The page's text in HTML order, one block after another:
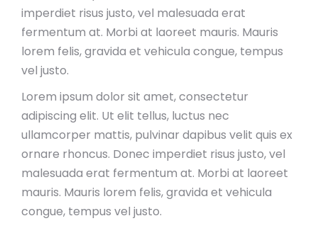
imperdiet risus justo, vel malesuada erat
fermentum at. Morbi at laoreet mauris. Mauris
lorem felis, gravida et vehicula congue, tempus
vel justo.
Lorem ipsum dolor sit amet, consectetur
adipiscing elit. Ut elit tellus, luctus nec
ullamcorper mattis, pulvinar dapibus velit quis ex
ornare rhoncus. Donec imperdiet risus justo, vel
malesuada erat fermentum at. Morbi at laoreet
mauris. Mauris lorem felis, gravida et vehicula
congue, tempus vel justo.